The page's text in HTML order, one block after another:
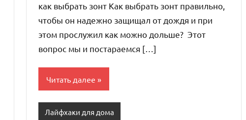
как выбрать зонт Как выбрать зонт правильно,
чтобы он надежно защищал от дождя и при
этом прослужил как можно дольше? Этот
вопрос мы и постараемся […]
Читать далее
Лайфхаки для дома